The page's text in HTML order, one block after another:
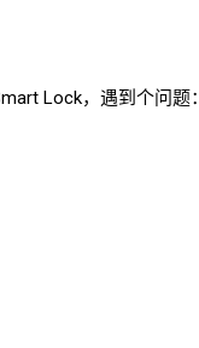
Lock，遇到个问题